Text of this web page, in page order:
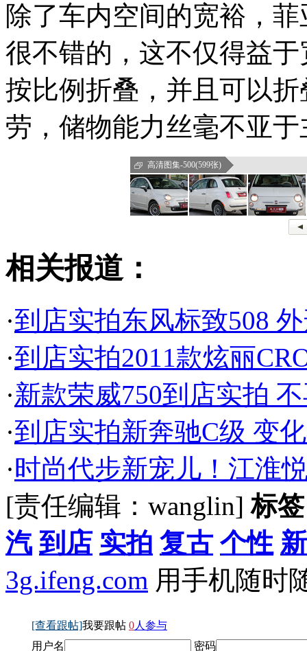
除了车内空间的宽裕，
很不错的，这不仅得益
按比例折叠，并且可以
劳，储物能力丝毫不亚
高清图集-500(599张)
相关报道：
·到店实拍东风标致508
·到店实拍2011款炫丽
·新款荣威750到店实拍
·到店实拍新奔驰C级 变
·时尚代步新宠儿！江淮
[责任编辑：wanglin]标
汽 到店 实拍 复古 个性
3g.ifeng.com 用手机随时
[查看跟帖]我要跟帖 0人参与
用户名
密码